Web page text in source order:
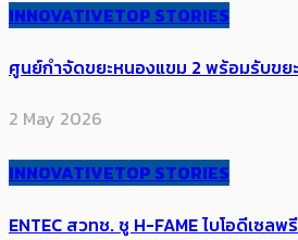
INNOVATIVETOP STORIES
ศูนย์กำจัดขยะหนองแขม 2 พร้อมรับขย
2 May 2026
INNOVATIVETOP STORIES
ENTEC สวทช. ชู H-FAME ไบโอดีเซ